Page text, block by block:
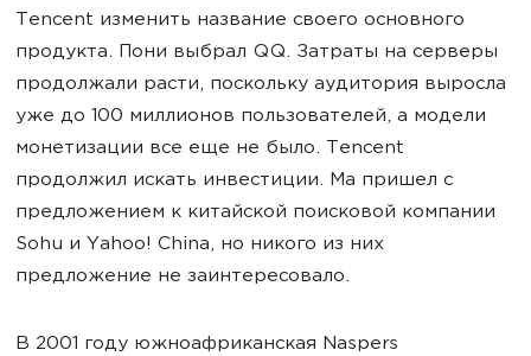
Tencent изменить название своего основного
продукта. Пони выбрал QQ. Затраты на серверы
продолжали расти, поскольку аудитория выросла
уже до 100 миллионов пользователей, а модели
монетизации все еще не было. Tencent
продолжил искать инвестиции. Ма пришел с
предложением к китайской поисковой компании
Sohu и Yahoo! China, но никого из них
предложение не заинтересовало.
В 2001 году южноафриканская Naspers